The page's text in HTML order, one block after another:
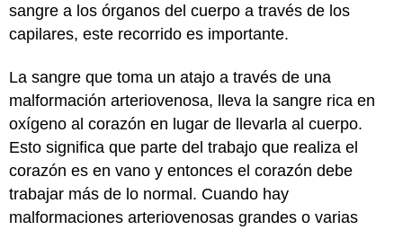
sangre a los órganos del cuerpo a través de los
capilares, este recorrido es importante.
La sangre que toma un atajo a través de una
malformación arteriovenosa, lleva la sangre rica en
oxígeno al corazón en lugar de llevarla al cuerpo.
Esto significa que parte del trabajo que realiza el
corazón es en vano y entonces el corazón debe
trabajar más de lo normal. Cuando hay
malformaciones arteriovenosas grandes o varias